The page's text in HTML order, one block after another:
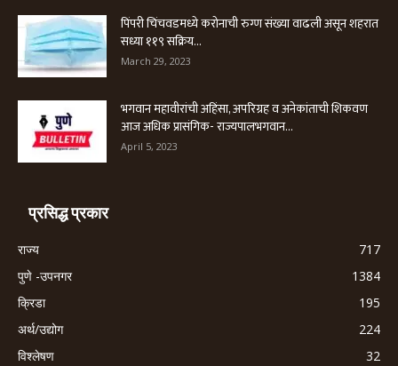
पिंपरी चिंचवडमध्ये करोनाची रुग्ण संख्या वाढली असून शहरात
सध्या ११९ सक्रिय...
March 29, 2023
भगवान महावीरांची अहिंसा, अपरिग्रह व अनेकांताची शिकवण
आज अधिक प्रासंगिक- राज्यपालभगवान...
April 5, 2023
प्रसिद्ध प्रकार
राज्य
717
पुणे -उपनगर
1384
क्रिडा
195
अर्थ/उद्योग
224
विश्लेषण
32